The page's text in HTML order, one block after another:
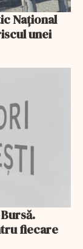
Național
unei
fiecare